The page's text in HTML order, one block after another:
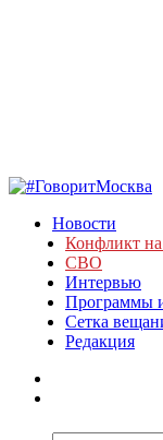
Новости
Конфликт
СВО
Интервью
Программы
Сетка
Редакция